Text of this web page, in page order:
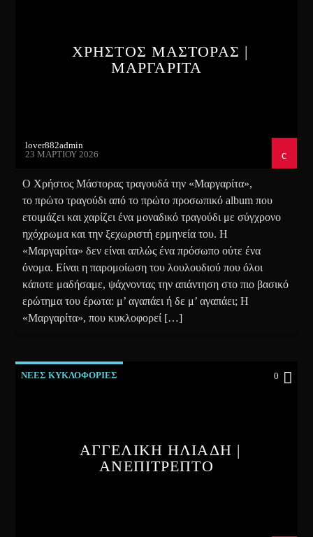
ΧΡΗΣΤΟΣ ΜΑΣΤΟΡΑΣ |
ΜΑΡΓΑΡΙΤΑ
lover882admin
23 ΜΑΡΤΊΟΥ 2026
Ο Χρήστος Μάστορας τραγουδά την «Μαργαρίτα»,
το πρώτο τραγούδι από το πρώτο προσωπικό album που
ετοιμάζει και χαρίζει ένα μοναδικό τραγούδι με σύγχρονο
ηχόχρωμα και την ξεχωριστή ερμηνεία του. Η
«Μαργαρίτα» δεν είναι απλώς ένα πρόσωπο ούτε ένα
όνομα. Είναι η παρομοίωση του λουλουδιού που όλοι
κάποτε μαδήσαμε, ψάχνοντας την απάντηση στο πιο βασικό
ερώτημα του έρωτα: μ’ αγαπάει ή δε μ’ αγαπάει; Η
«Μαργαρίτα», που κυκλοφορεί […]
ΝΕΕΣ ΚΥΚΛΟΦΟΡΙΕΣ 0
ΑΓΓΕΛΙΚΗ ΗΛΙΑΔΗ |
ΑΝΕΠΙΤΡΕΠΤΟ